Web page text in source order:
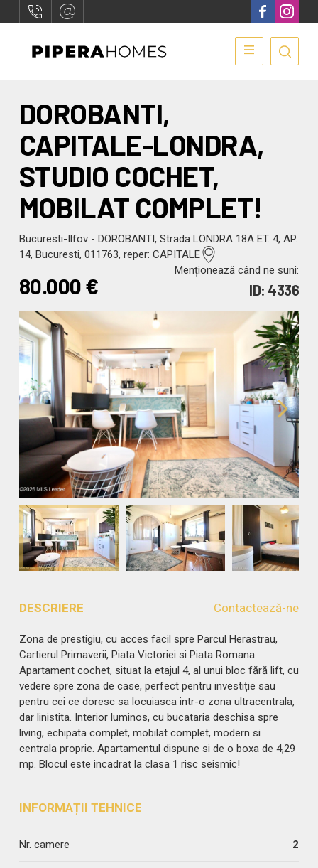
DOROBANTI,
CAPITALE-LONDRA,
STUDIO COCHET,
MOBILAT COMPLET!
Bucuresti-Ilfov - DOROBANTI, Strada LONDRA 18A ET. 4, AP.
14, Bucuresti, 011763, reper: CAPITALE
Menționează când ne suni:
80.000€ ID: 4336
DESCRIERE Contactează-ne
Zona de prestigiu, cu acces facil spre Parcul Herastrau,
Cartierul Primaverii, Piata Victoriei si Piata Romana.
Apartament cochet, situat la etajul 4, al unui bloc fără lift, cu
vedere spre zona de case, perfect pentru investiție sau
pentru cei ce doresc sa locuiasca intr-o zona ultracentrala,
dar linistita. Interior luminos, cu bucataria deschisa spre
living, echipata complet, mobilat complet, modern si
centrala proprie. Apartamentul dispune si de o boxa de 4,29
mp. Blocul este incadrat la clasa 1 risc seismic!
INFORMAȚII TEHNICE
Nr. camere 2